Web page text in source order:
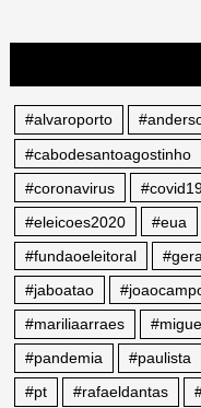
#alvaroporto
#cabodesantoagostinho
#coronavirus
#eleicoes2020
#eua
#fundaoeleitoral
#jaboatao
#mariliaarraes
#pandemia
#paulista
#pt
#rafaeldantas